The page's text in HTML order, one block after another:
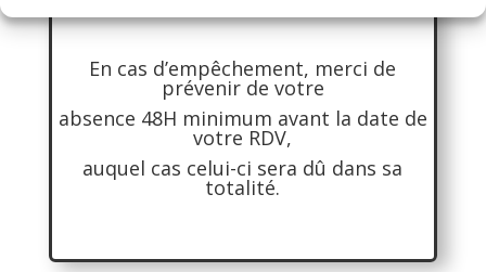
En cas d’empêchement, merci de
prévenir de votre
absence 48H minimum avant la date de
votre RDV,
auquel cas celui-ci sera dû dans sa
totalité.